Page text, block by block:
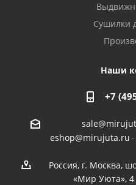
Сушилки
Наши
+7
eshop@mirujuta.ru
Россия, г. Москва,
«Мир Уюта», 4